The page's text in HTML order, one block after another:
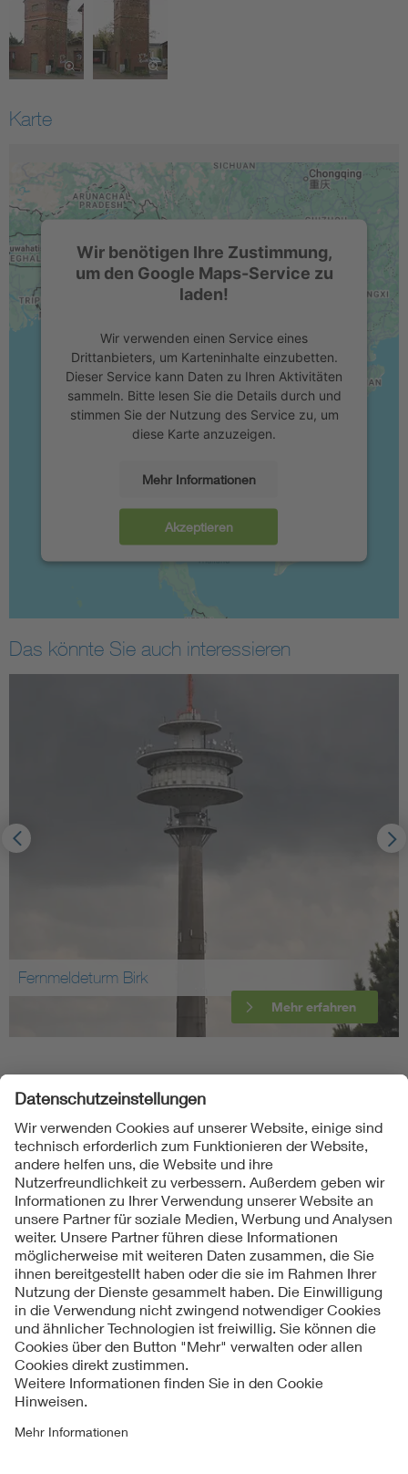
Karte
Wir benötigen Ihre Zustimmung,
um den Google Maps-Service zu
laden!
Wir verwenden einen Service eines
Drittanbieters, um Karteninhalte einzubetten.
Dieser Service kann Daten zu Ihren Aktivitäten
sammeln. Bitte lesen Sie die Details durch und
stimmen Sie der Nutzung des Service zu, um
diese Karte anzuzeigen.
Mehr Informationen
Akzeptieren
Das könnte Sie auch interessieren
Fernmeldeturm Birk
Mehr erfahren
Folgen Sie uns
Kontakte
Service
Impressum
Datenschutzinformationen
Cookie Hinweise